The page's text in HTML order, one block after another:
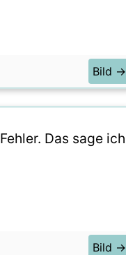
Bild →
Das sage ich
Bild →